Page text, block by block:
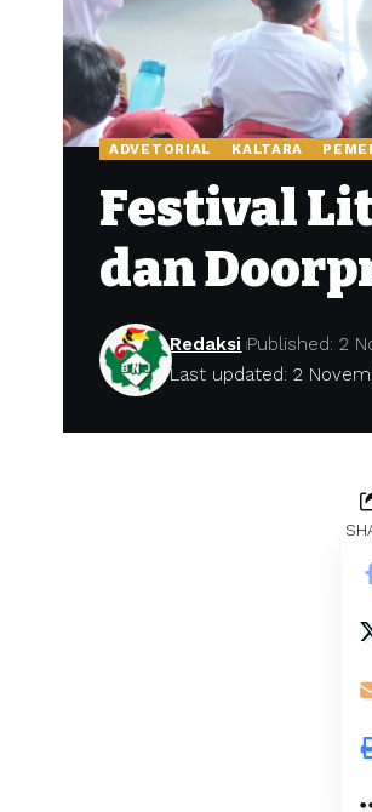
ADVETORIAL KALTARA
Festival
dan
Last updated: 2
Redaksi Published: 2